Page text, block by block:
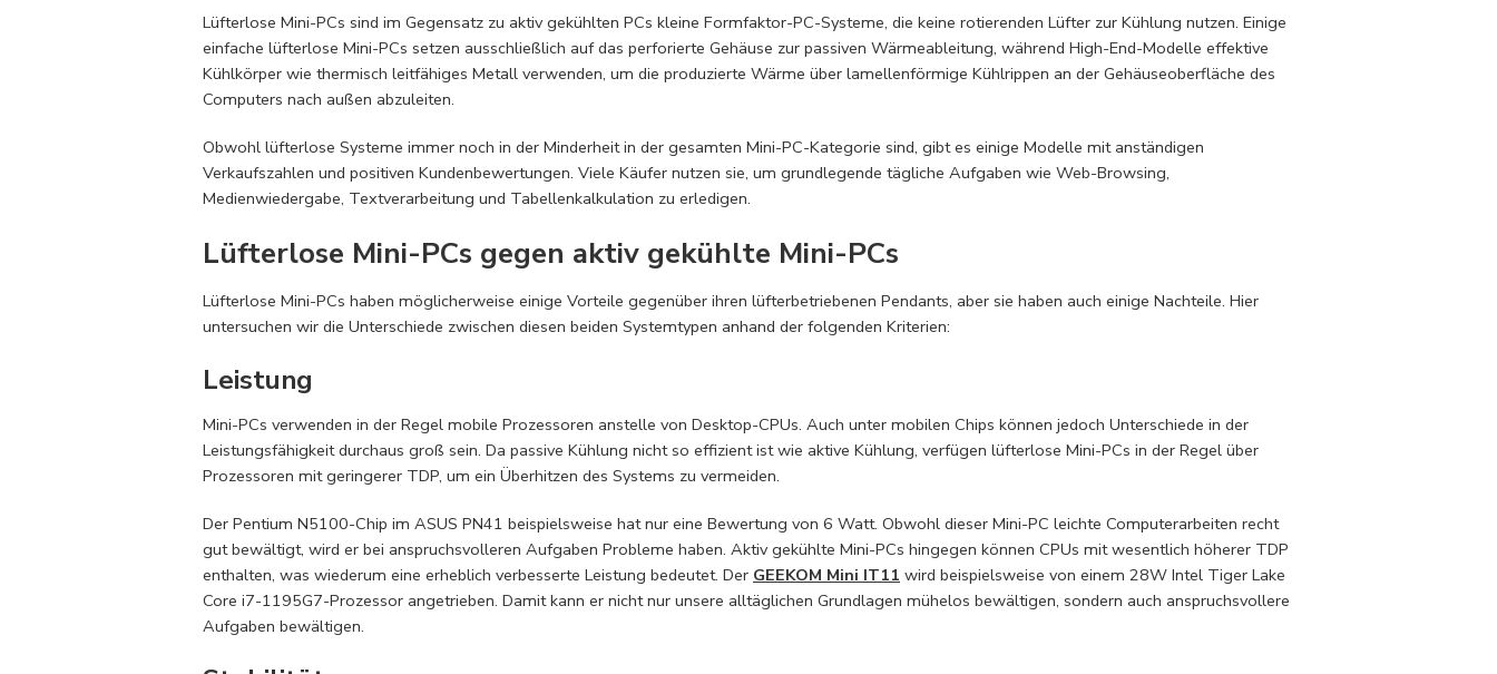
Lüfterlose Mini-PCs sind im Gegensatz zu aktiv gekühlten PCs kleine Formfaktor-PC-Systeme, die keine rotierenden Lüfter zur Kühlung nutzen. Einige
einfache lüfterlose Mini-PCs setzen ausschließlich auf das perforierte Gehäuse zur passiven Wärmeableitung, während High-End-Modelle effektive
Kühlkörper wie thermisch leitfähiges Metall verwenden, um die produzierte Wärme über lamellenförmige Kühlrippen an der Gehäuseoberfläche des
Computers nach außen abzuleiten.
Obwohl lüfterlose Systeme immer noch in der Minderheit in der gesamten Mini-PC-Kategorie sind, gibt es einige Modelle mit anständigen
Verkaufszahlen und positiven Kundenbewertungen. Viele Käufer nutzen sie, um grundlegende tägliche Aufgaben wie Web-Browsing,
Medienwiedergabe, Textverarbeitung und Tabellenkalkulation zu erledigen.
Lüfterlose Mini-PCs gegen aktiv gekühlte Mini-PCs
Lüfterlose Mini-PCs haben möglicherweise einige Vorteile gegenüber ihren lüfterbetriebenen Pendants, aber sie haben auch einige Nachteile. Hier
untersuchen wir die Unterschiede zwischen diesen beiden Systemtypen anhand der folgenden Kriterien:
Leistung
Mini-PCs verwenden in der Regel mobile Prozessoren anstelle von Desktop-CPUs. Auch unter mobilen Chips können jedoch Unterschiede in der
Leistungsfähigkeit durchaus groß sein. Da passive Kühlung nicht so effizient ist wie aktive Kühlung, verfügen lüfterlose Mini-PCs in der Regel über
Prozessoren mit geringerer TDP, um ein Überhitzen des Systems zu vermeiden.
Der Pentium N5100-Chip im ASUS PN41 beispielsweise hat nur eine Bewertung von 6 Watt. Obwohl dieser Mini-PC leichte Computerarbeiten recht
gut bewältigt, wird er bei anspruchsvolleren Aufgaben Probleme haben. Aktiv gekühlte Mini-PCs hingegen können CPUs mit wesentlich höherer TDP
enthalten, was wiederum eine erheblich verbesserte Leistung bedeutet. Der GEEKOM Mini IT11 wird beispielsweise von einem 28W Intel Tiger Lake
Core i7-1195G7-Prozessor angetrieben. Damit kann er nicht nur unsere alltäglichen Grundlagen mühelos bewältigen, sondern auch anspruchsvollere
Aufgaben bewältigen.